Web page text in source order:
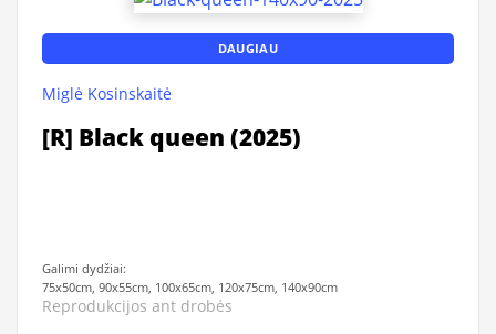
DAUGIAU
Miglė Kosinskaitė
[R] Black queen (2025)
Galimi dydžiai:
75x50cm, 90x55cm, 100x65cm, 120x75cm, 140x90cm
Reprodukcijos ant drobės